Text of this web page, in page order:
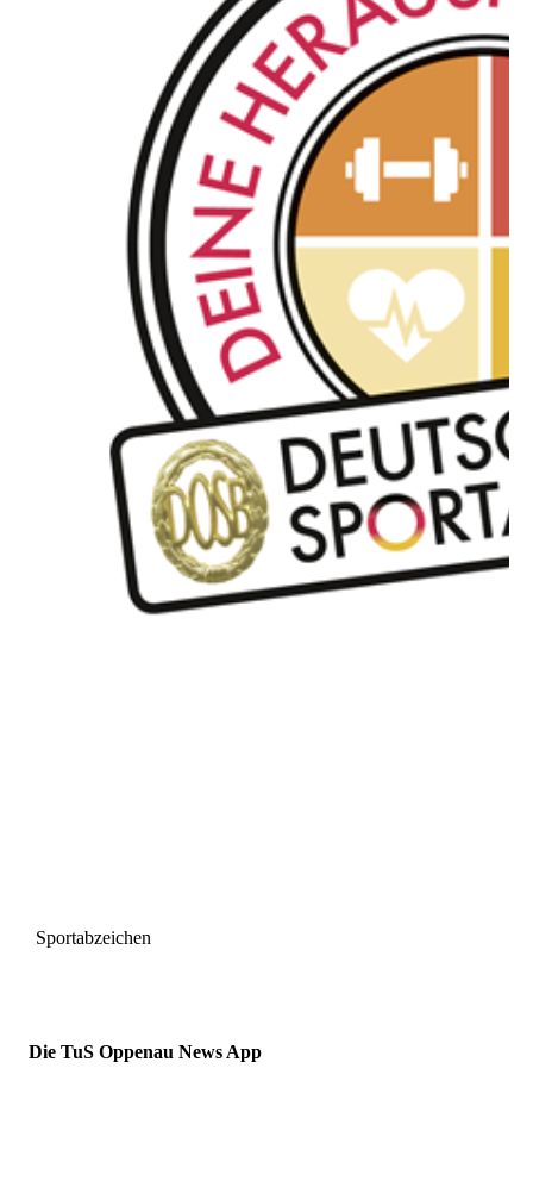
Sportabzeichen
Die TuS Oppenau News App